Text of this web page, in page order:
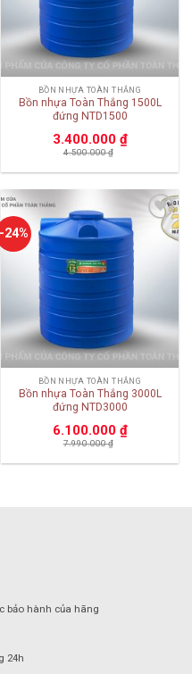
BỒN NHỰA TOÀN THẮNG
Bồn nhựa Toàn Thắng 1500L
đứng NTD1500
3.400.000 ₫
4.500.000₫
-24%
Add to
wishlist
BỒN NHỰA TOÀN THẮNG
Bồn nhựa Toàn Thắng 3000L
đứng NTD3000
6.100.000 ₫
7.990.000₫
bảo hành của hãng
24h